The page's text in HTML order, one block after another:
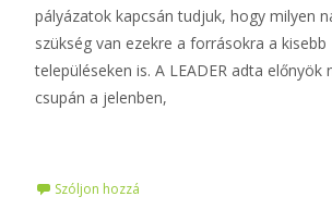
pályázatok kapcsán tudjuk, hogy milyen
szükség van ezekre a forrásokra a kisebb
településeken is. A LEADER adta előnyök
csupán a jelenben,
Szóljon hozzá